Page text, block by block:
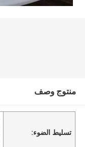
منتوج وصف
تسليط الضوء: